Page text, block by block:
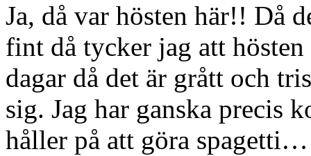
Ja, då var hösten här!! Då
fint då tycker jag att
dagar då det är grått och
sig. Jag har ganska precis
håller på att göra spagetti…